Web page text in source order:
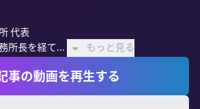
代表
所長を経て...
もっと見る
事の動画を再生する